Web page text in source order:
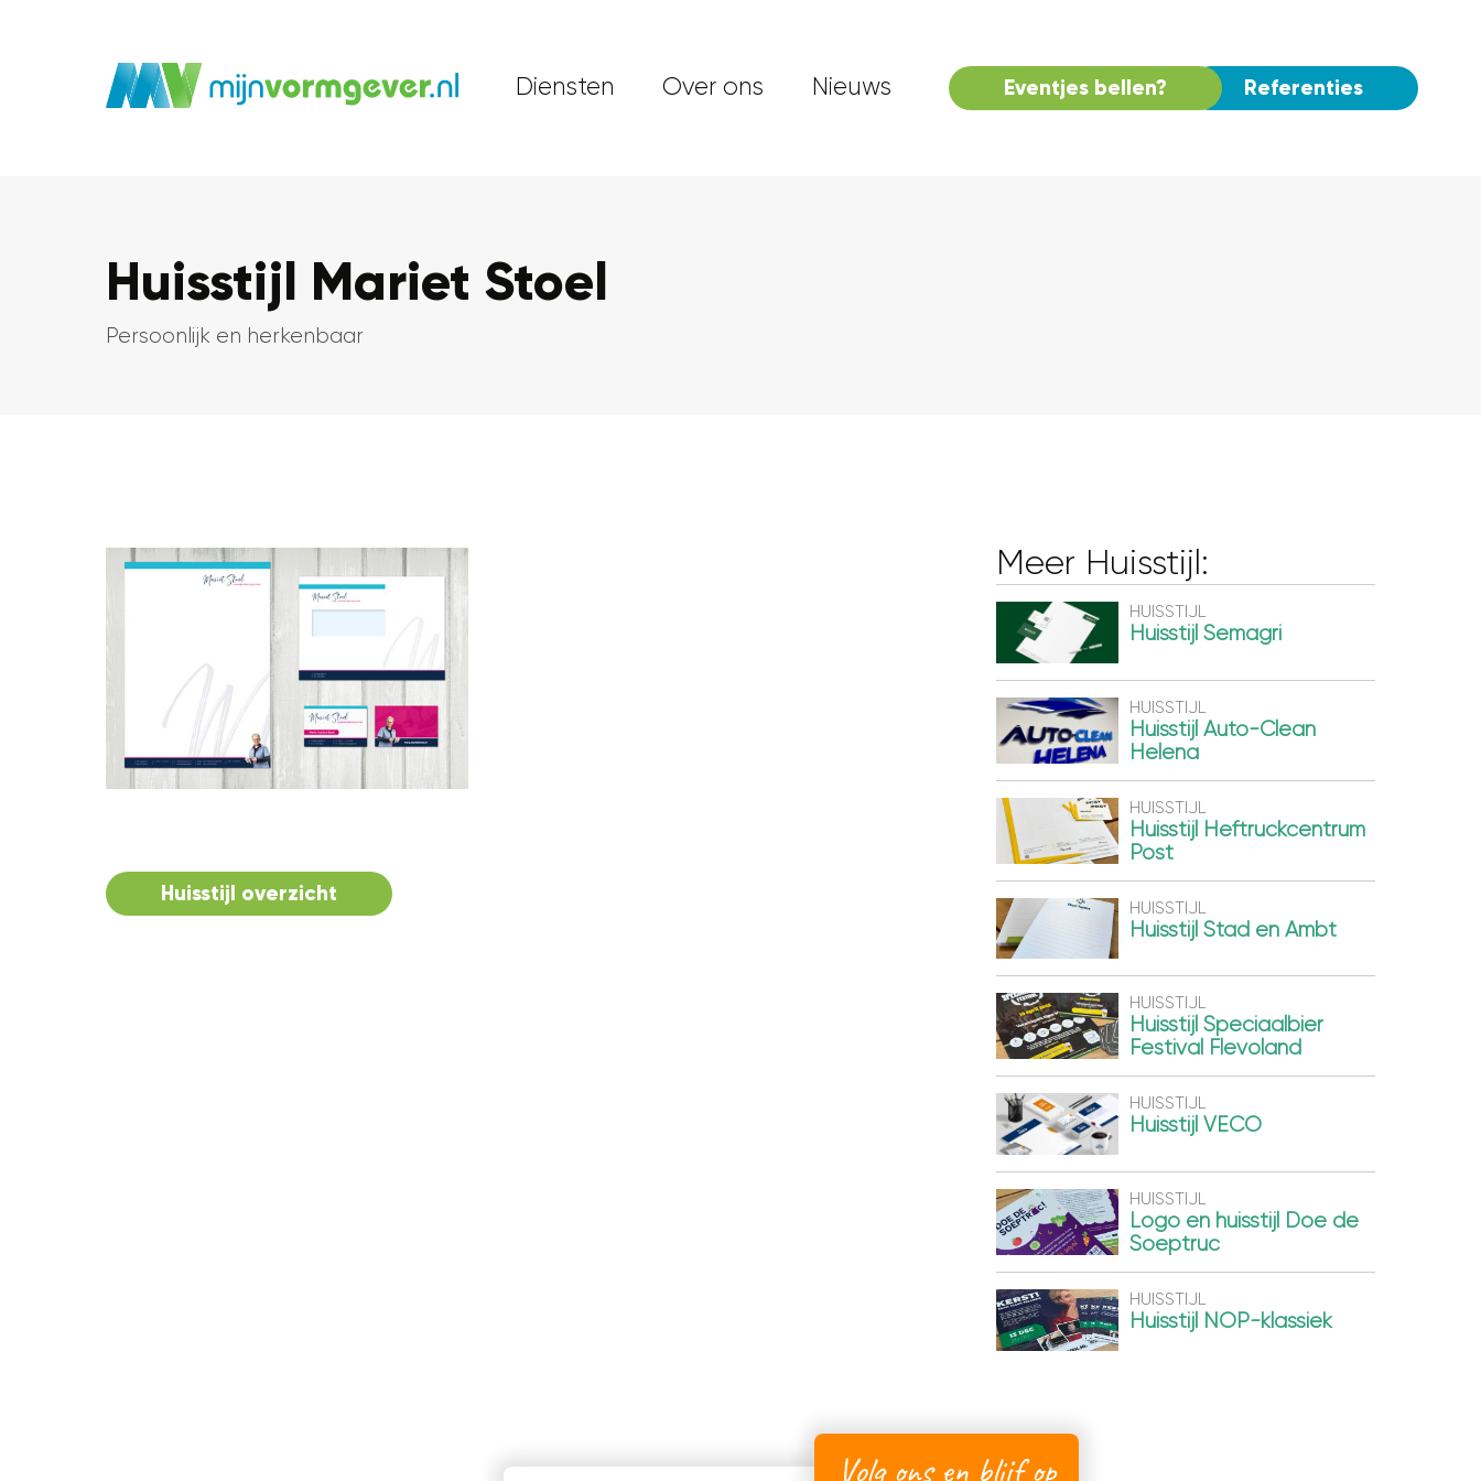
Diensten Over ons Nieuws Eventjes bellen? Referenties
Huisstijl Mariet Stoel
Persoonlijk en herkenbaar
Huisstijl overzicht
Meer Huisstijl:
HUISSTIJL
Huisstijl Semagri
HUISSTIJL
Huisstijl Auto-Clean
Helena
HUISSTIJL
Huisstijl Heftruckcentrum
Post
HUISSTIJL
Huisstijl Stad en Ambt
HUISSTIJL
Huisstijl Speciaalbier
Festival Flevoland
HUISSTIJL
Huisstijl VECO
HUISSTIJL
Logo en huisstijl Doe de
Soeptruc
HUISSTIJL
Huisstijl NOP-klassiek
Volg ons en blijf op